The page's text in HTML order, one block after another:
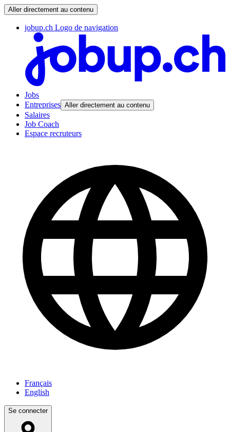
Aller directement au contenu
jobup.ch Logo de navigation
Jobs
Entreprises Aller directement au contenu
Salaires
Job Coach
Espace recruteurs
Français
English
Se connecter